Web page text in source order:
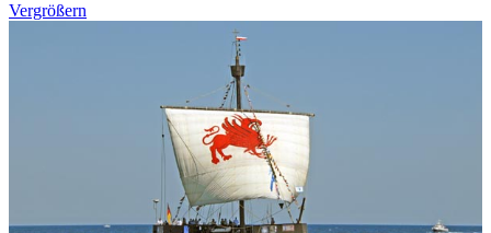
Vergrößern